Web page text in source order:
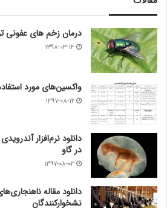
درمان زخم های
۱۳۹۸-۰۳-۱۴
واکسین‌های مورد
۱۳۹۷-۰۸-۱۲
دانلود نرم‌افزار
در گاو
۱۳۹۷-۰۸-۰۳
دانلود مقاله
نشخوارکنندگان